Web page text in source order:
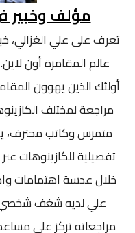
مؤلف وخبير
تعرف على علي الغزالي،
عالم المقامرة أون
مراجعة لمختلف
متمرس وكاتب
تفصيلية للكازينوهات
خلال عدسة اهتمامات
علي لديه شغف شخصي
مراجعاته تركز على